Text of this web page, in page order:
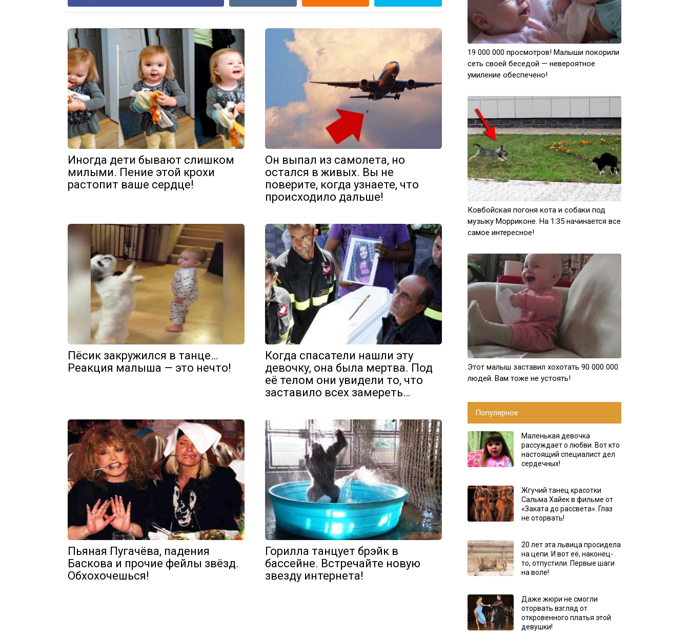
Иногда дети бывают слишком
милыми. Пение этой крохи
растопит ваше сердце!
Он выпал из самолета, но
остался в живых. Вы не
поверите, когда узнаете, что
происходило дальше!
Пёсик закружился в танце…
Реакция малыша — это нечто!
Когда спасатели нашли эту
девочку, она была мертва. Под
её телом они увидели то, что
заставило всех замереть…
Пьяная Пугачёва, падения
Баскова и прочие фейлы звёзд.
Обхохочешься!
Горилла танцует брэйк в
бассейне. Встречайте новую
звезду интернета!
19 000 000 просмотров! Малыши покорили
сеть своей беседой — невероятное
умиление обеспечено!
Ковбойская погоня кота и собаки под
музыку Морриконе. На 1:35 начинается все
самое интересное!
Этот малыш заставил хохотать 90 000 000
людей. Вам тоже не устоять!
Популярное
Маленькая девочка
рассуждает о любви. Вот кто
настоящий специалист дел
сердечных!
Жгучий танец красотки
Сальма Хайек в фильме от
«Заката до рассвета». Глаз
не оторвать!
20 лет эта львица просидела
на цепи. И вот её, наконец-
то, отпустили. Первые шаги
на воле!
Даже жюри не смогли
оторвать взгляд от
откровенного платья этой
девушки!